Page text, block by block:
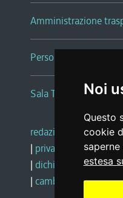
Noi
Questo
cookie
estesa
Amministrazione
Persone e Uffici
Sala Tiziano Tessitori
redazione web |
| privacy
social
| dichiarazione di
| cambio preferenze